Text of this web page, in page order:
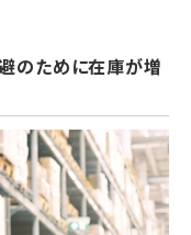
のために在庫が増